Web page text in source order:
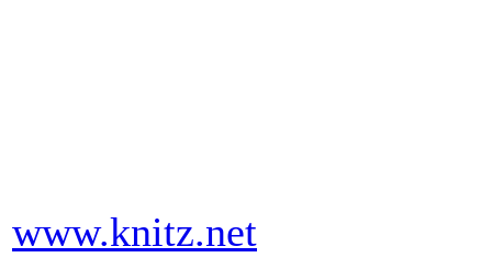
www.knitz.net